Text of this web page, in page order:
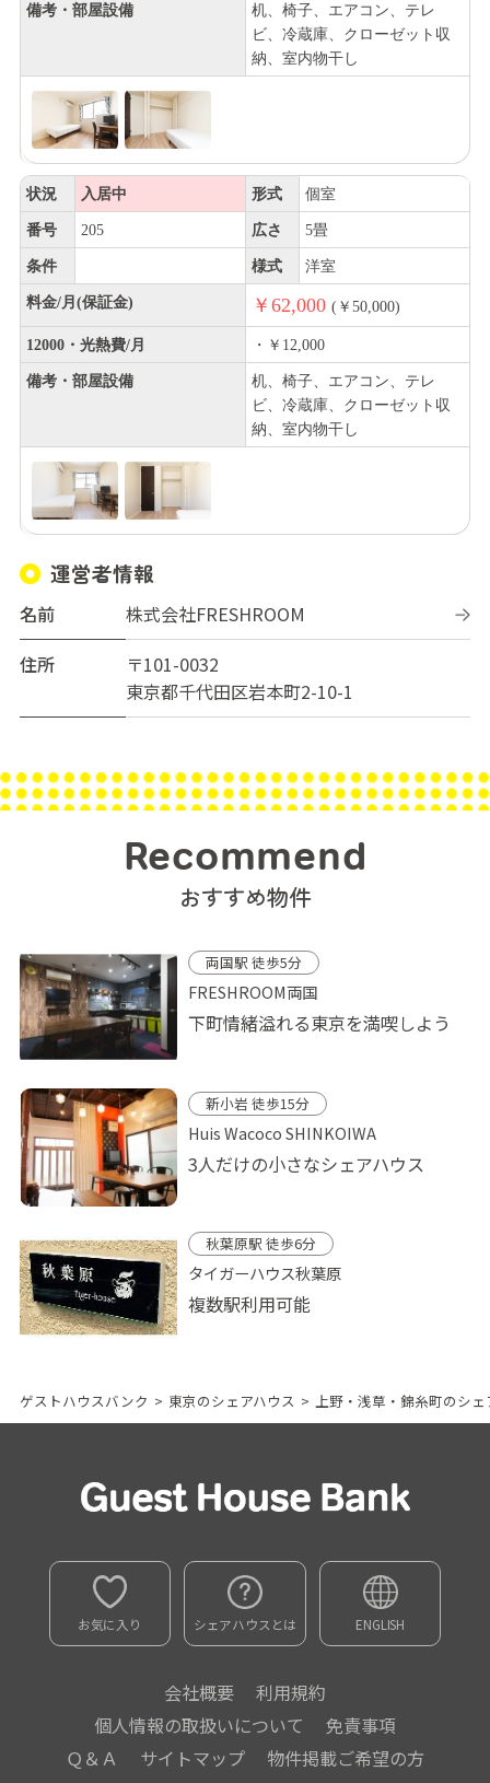
備考・部屋設備
机、椅子、エアコン、テレ
ビ、冷蔵庫、クローゼット収
納、室内物干し
状況 入居中 形式 個室
番号 205 広さ 5畳
条件 様式 洋室
料金/月(保証金) ￥62,000 (￥50,000)
12000・光熱費/月 ・￥12,000
備考・部屋設備
机、椅子、エアコン、テレ
ビ、冷蔵庫、クローゼット収
納、室内物干し
運営者情報
名前
株式会社FRESHROOM
住所
〒101-0032
東京都千代田区岩本町2-10-1
Recommend
おすすめ物件
両国駅 徒歩5分
FRESHROOM両国
下町情緒溢れる東京を満喫しよう
新小岩 徒歩15分
Huis Wacoco SHINKOIWA
3人だけの小さなシェアハウス
秋葉原駅 徒歩6分
タイガーハウス秋葉原
複数駅利用可能
ゲストハウスバンク > 東京のシェアハウス > 上野・浅草・錦糸町のシェ
お気に入り シェアハウスとは ENGLISH
会社概要
利用規約
個人情報の取扱いについて
免責事項
Ｑ＆Ａ
サイトマップ 物件掲載ご希望の方